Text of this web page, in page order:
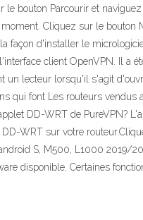
bouton Parcourir et
Cliquez sur le bouton
d'installer le
client OpenVPN. Il a
lecteur lorsqu'il s'agit
qui font Les routeurs vendus
DD-WRT de PureVPN?
WRT sur votre
S, M500, L1000 2019/
disponible. Certaines